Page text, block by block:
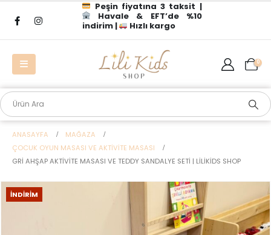
Peşin fiyatına 3 taksit |
Havale & EFT’de %10
indirim |
Hızlı kargo
0
ANASAYFA
MAĞAZA
ÇOCUK OYUN MASASI VE AKTIVITE MASASI
GRI AHŞAP AKTIVITE MASASI VE TEDDY SANDALYE SETI | LILIKIDS SHOP
İNDIRIM